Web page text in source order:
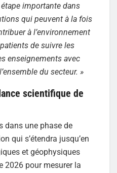
importante dans
qui peuvent à la fois
à l’environnement
de suivre les
enseignements avec
du secteur. »
scientifique de
dans une phase de
qui s’étendra jusqu’en
et géophysiques
2026 pour mesurer la